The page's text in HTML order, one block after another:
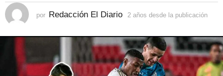
d
por Redacción El Diario 2 años desde la publicación
o
s
d
e